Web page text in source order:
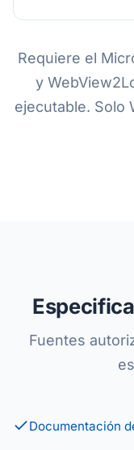
Requiere el
y
ejecutable. Solo
Fuentes
Documentación